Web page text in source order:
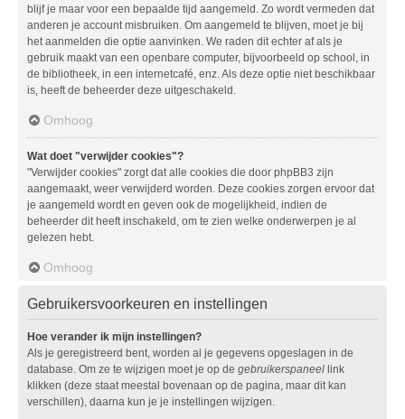
blijf je maar voor een bepaalde tijd aangemeld. Zo wordt vermeden dat
anderen je account misbruiken. Om aangemeld te blijven, moet je bij
het aanmelden die optie aanvinken. We raden dit echter af als je
gebruik maakt van een openbare computer, bijvoorbeeld op school, in
de bibliotheek, in een internetcafé, enz. Als deze optie niet beschikbaar
is, heeft de beheerder deze uitgeschakeld.
Omhoog
Wat doet "verwijder cookies"?
"Verwijder cookies" zorgt dat alle cookies die door phpBB3 zijn
aangemaakt, weer verwijderd worden. Deze cookies zorgen ervoor dat
je aangemeld wordt en geven ook de mogelijkheid, indien de
beheerder dit heeft inschakeld, om te zien welke onderwerpen je al
gelezen hebt.
Omhoog
Gebruikersvoorkeuren en instellingen
Hoe verander ik mijn instellingen?
Als je geregistreerd bent, worden al je gegevens opgeslagen in de
database. Om ze te wijzigen moet je op de gebruikerspaneel link
klikken (deze staat meestal bovenaan op de pagina, maar dit kan
verschillen), daarna kun je je instellingen wijzigen.